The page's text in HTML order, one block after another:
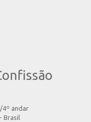
4º andar
Brasil